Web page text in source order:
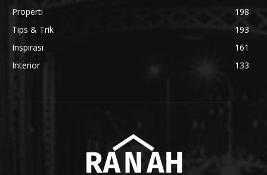
Properti
198
Tips & Trik
193
Inspirasi
161
Interior
133